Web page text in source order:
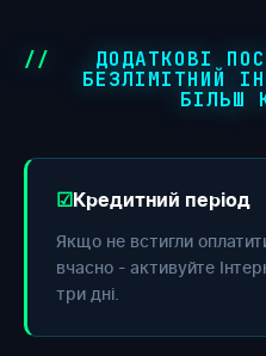
ДОДАТКОВІ
БЕЗЛІМІТНИЙ
БІЛЬШ
Кредитний період
Якщо не встигли
вчасно - активуйте
три дні.